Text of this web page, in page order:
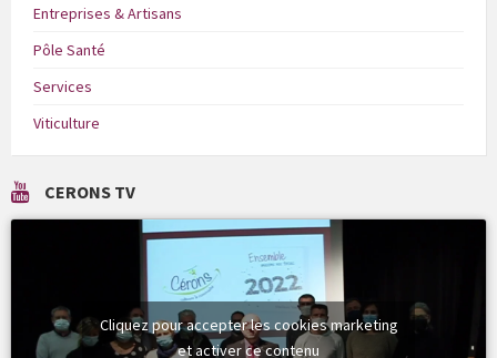
Entreprises & Artisans
Pôle Santé
Services
Viticulture
CERONS TV
Cliquez pour accepter les cookies marketing
et activer ce contenu